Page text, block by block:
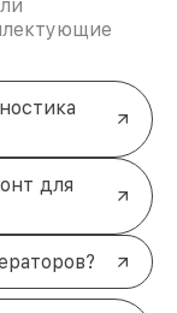
у нас
только
для